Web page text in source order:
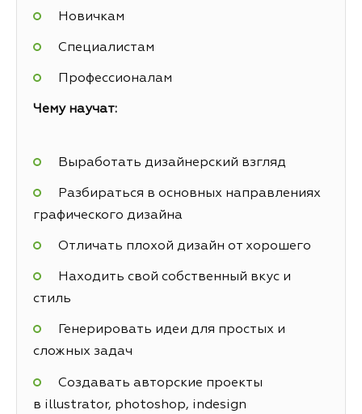
Новичкам
Специалистам
Профессионалам
Чему научат:
Выработать дизайнерский взгляд
Разбираться в основных направлениях
графического дизайна
Отличать плохой дизайн от хорошего
Находить свой собственный вкус и
стиль
Генерировать идеи для простых и
сложных задач
Создавать авторские проекты
в illustrator, photoshop, indesign